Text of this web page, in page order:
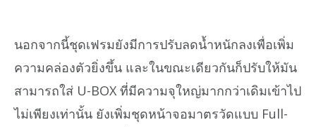
นอกจากนี้ชุดเฟรมยังมีการปรับลดน้ำหนักลงเพื่อเพิ่ม
ความคล่องตัวยิ่งขึ้น และในขณะเดียวกันก็ปรับให้มัน
สามารถใส่ U-BOX ที่มีความจุใหญ่มากกว่าเดิมเข้าไป
ไม่เพียงเท่านั้น ยังเพิ่มชุดหน้าจอมาตรวัดแบบ Full-